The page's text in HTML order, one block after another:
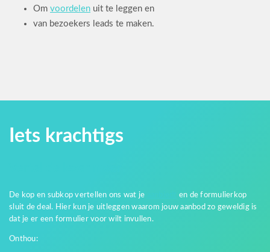
Om voordelen uit te leggen en
van bezoekers leads te maken.
Iets krachtigs
De kop en subkop vertellen ons wat je
en de formulierkop
sluit de deal. Hier kun je uitleggen waarom jouw aanbod zo geweldig is
dat je er een formulier voor wilt invullen.
Onthou: